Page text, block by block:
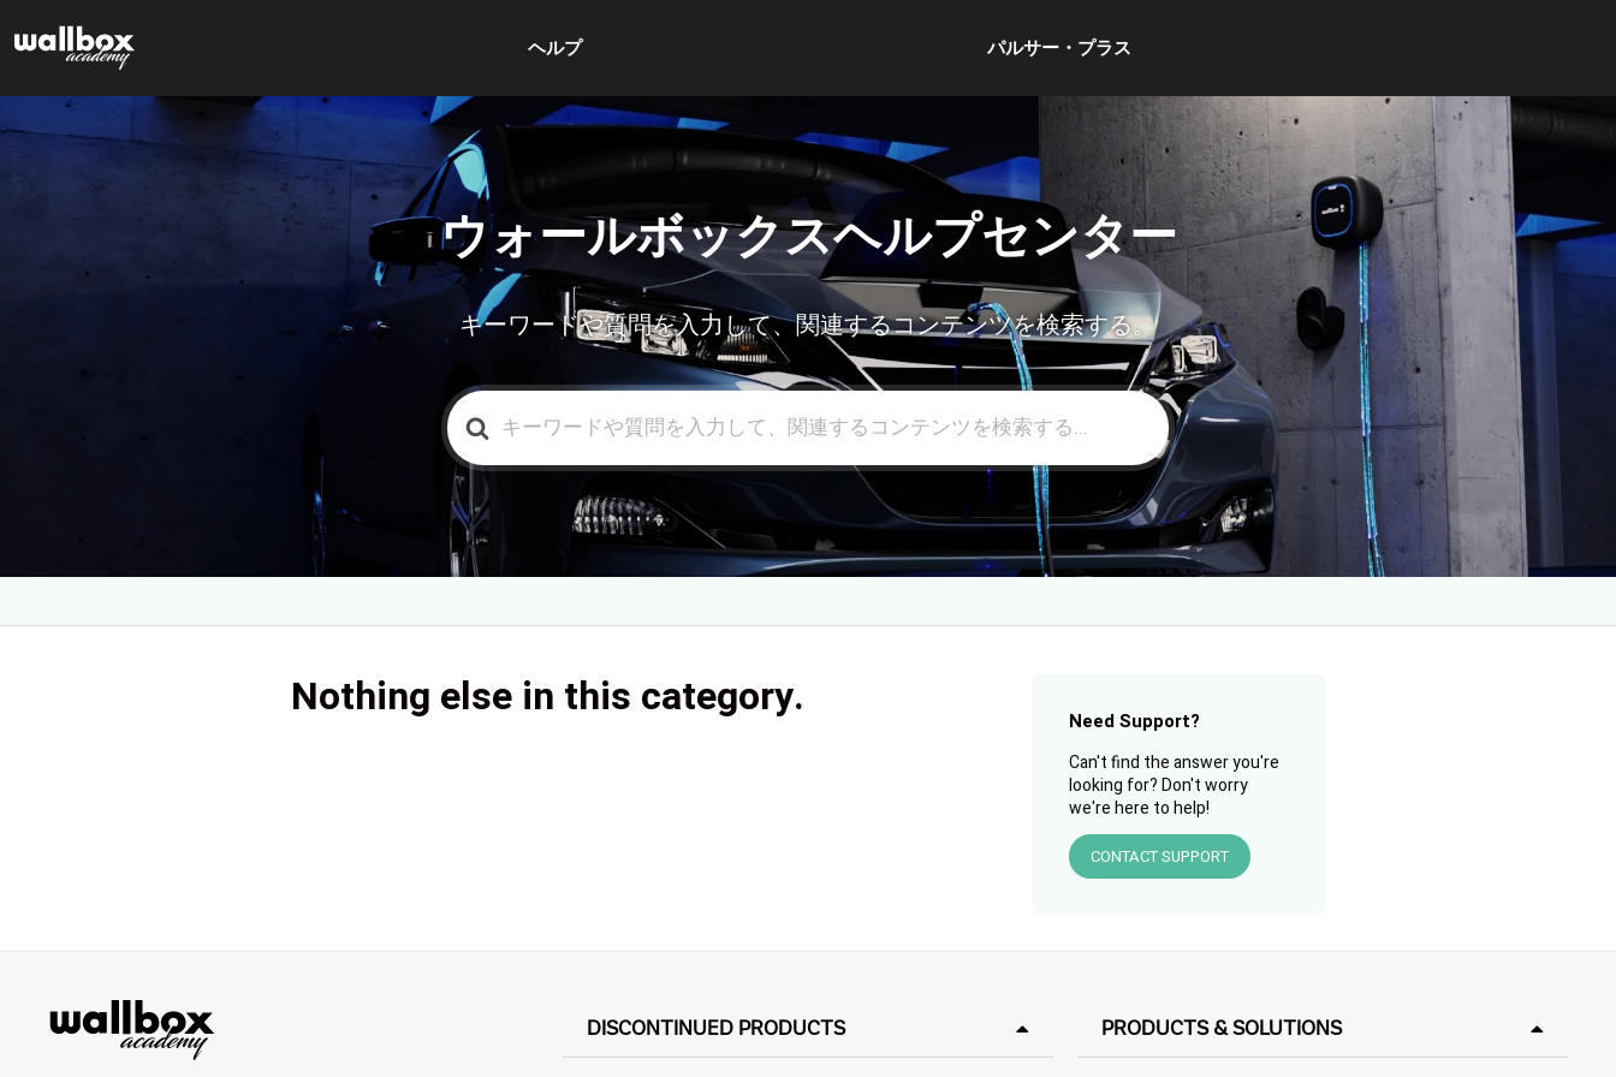
ヘルプ パルサー・プラス
ウォールボックスヘルプセンター
キーワードや質問を入力して、関連するコンテンツを検索する。
検
索
Nothing else in this category. Need Support?
Can't find the answer you're
looking for? Don't worry
we're here to help!
CONTACT SUPPORT
DISCONTINUED PRODUCTS PRODUCTS & SOLUTIONS